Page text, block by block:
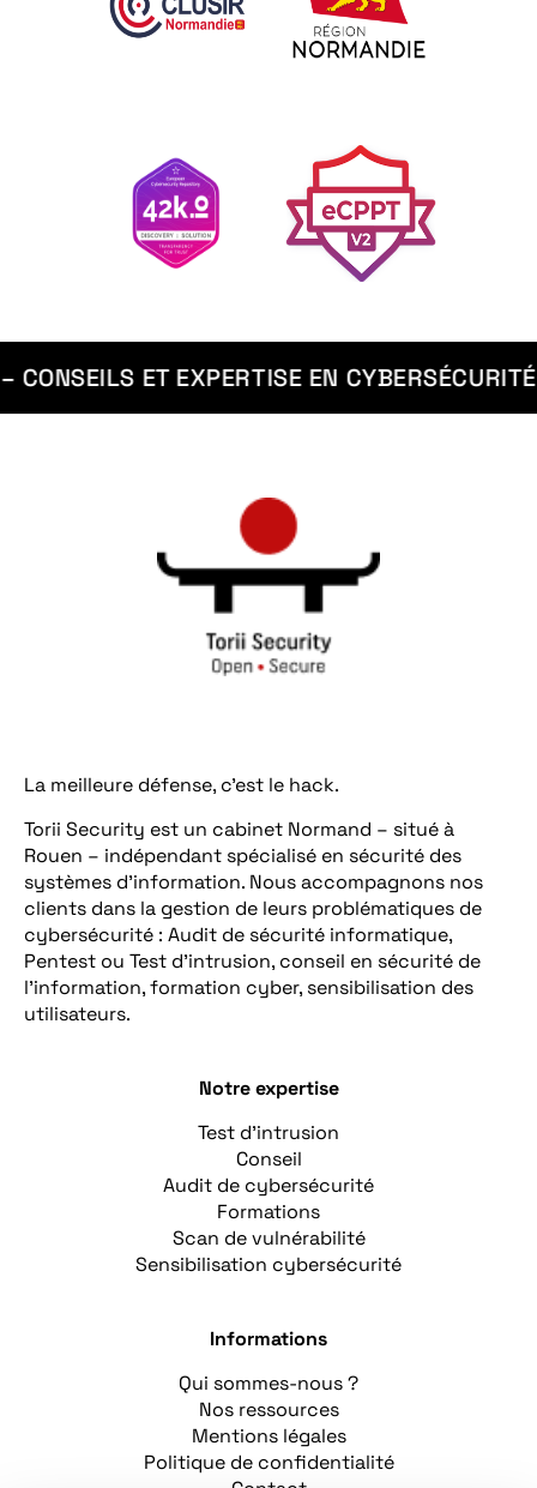
ET EXPERTISE EN CYBERSÉCURITÉ
La meilleure défense, c’est le hack.
Torii Security est un cabinet Normand – situé à
Rouen – indépendant spécialisé en sécurité des
systèmes d’information. Nous accompagnons nos
clients dans la gestion de leurs problématiques de
cybersécurité : Audit de sécurité informatique,
Pentest ou Test d’intrusion, conseil en sécurité de
l’information, formation cyber, sensibilisation des
utilisateurs.
Notre expertise
Test d’intrusion
Conseil
Audit de cybersécurité
Formations
Scan de vulnérabilité
Sensibilisation cybersécurité
Informations
Qui sommes-nous ?
Nos ressources
Mentions légales
Politique de confidentialité